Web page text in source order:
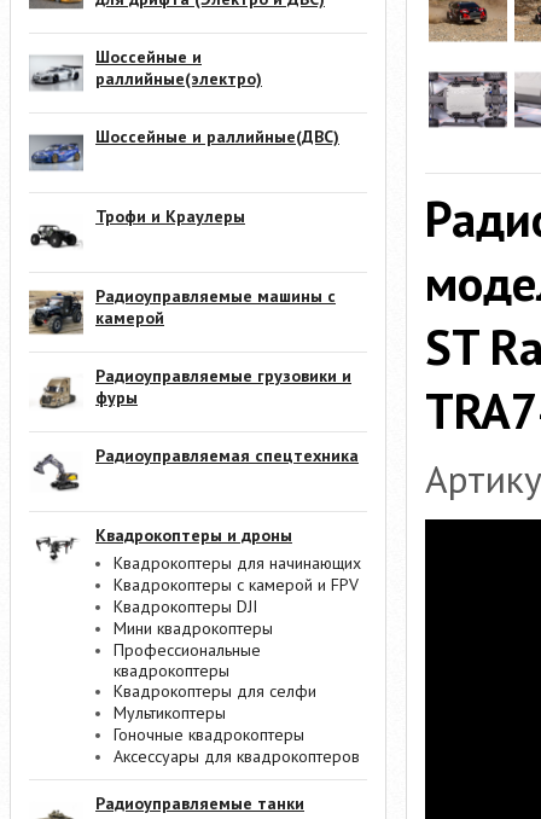
Шоссейные и
раллийные(электро)
Шоссейные и раллийные(ДВС)
Трофи и Краулеры
Радиоуправляемые машины с
камерой
Радиоуправляемые грузовики и
фуры
Радиоуправляемая спецтехника
Квадрокоптеры и дроны
Квадрокоптеры для начинающих
Квадрокоптеры с камерой и FPV
Квадрокоптеры DJI
Мини квадрокоптеры
Профессиональные
квадрокоптеры
Квадрокоптеры для селфи
Мультикоптеры
Гоночные квадрокоптеры
Аксессуары для квадрокоптеров
Радиоуправляемые танки
ST